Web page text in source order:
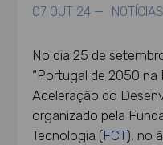
07 OUT 24 — NOTÍCIAS
No dia 25 de
“Portugal de 2050 na
Aceleração do
organizado pela
Tecnologia (FCT), no